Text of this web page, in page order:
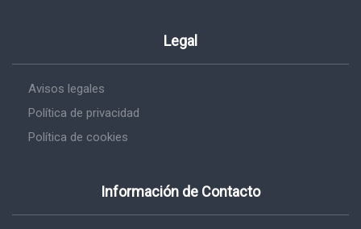
Legal
Avisos legales
Política de privacidad
Política de cookies
Información de Contacto